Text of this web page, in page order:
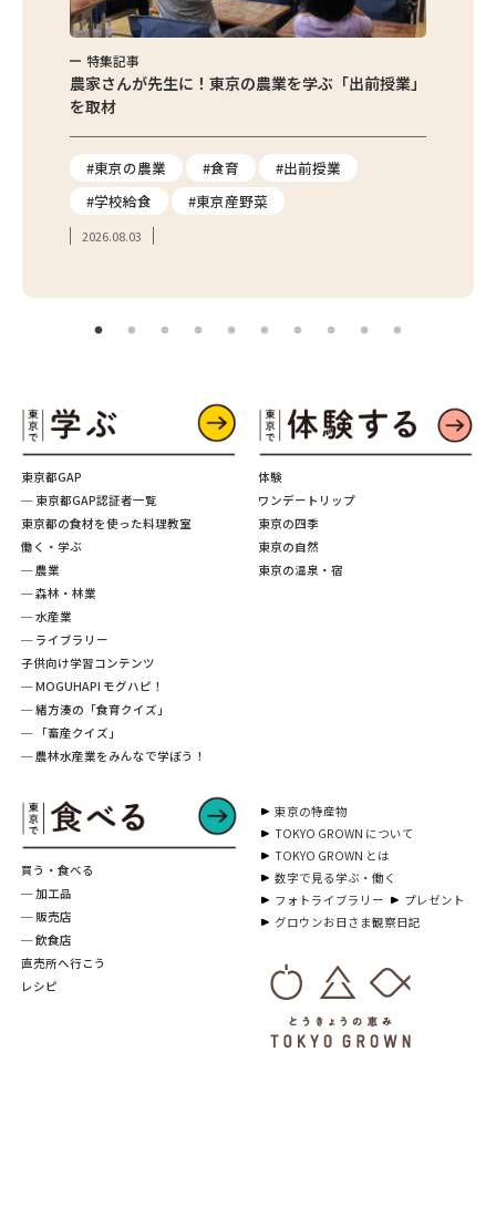
特集記事
農家さんが先生に！東京の農業を学ぶ「出前授業」
を取材
#東京の農業 #食育
#出前授業
#学校給食
#東京産野菜
2026.08.03
東京都GAP
─ 東京都GAP認証者一覧
東京都の食材を使った料理教室
働く・学ぶ
─ 農業
─ 森林・林業
─ 水産業
─ ライブラリー
子供向け学習コンテンツ
─ MOGUHAPI モグハピ！
─ 緒方湊の「食育クイズ」
─ 「畜産クイズ」
─ 農林水産業をみんなで学ぼう！
買う・食べる
─ 加工品
─ 販売店
─ 飲食店
直売所へ行こう
レシピ
体験
ワンデートリップ
東京の四季
東京の自然
東京の温泉・宿
東京の特産物
TOKYO GROWN について
TOKYO GROWN とは
数字で見る学ぶ・働く
フォトライブラリー
プレゼント
グロウンお日さま観察日記